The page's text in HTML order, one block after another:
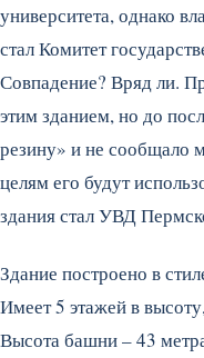
университета, однако
стал Комитет
Совпадение? Вряд ли.
этим зданием, но до
резину» и не сообщало
целям его будут
здания стал УВД
Здание построено в
Имеет 5 этажей в
Высота башни – 43